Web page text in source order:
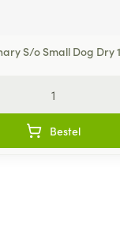
S/o Small Dog Dry
Bestel